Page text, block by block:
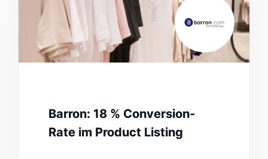
Barron: 18 % Conversion-
Rate im Product Listing